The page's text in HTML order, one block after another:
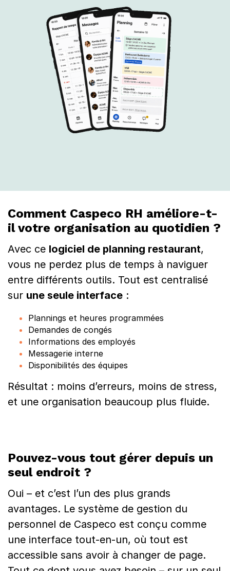
Comment Caspeco RH améliore-t-
il votre organisation au quotidien ?
Avec ce logiciel de planning restaurant,
vous ne perdez plus de temps à naviguer
entre différents outils. Tout est centralisé
sur une seule interface :
Plannings et heures programmées
Demandes de congés
Informations des employés
Messagerie interne
Disponibilités des équipes
Résultat : moins d’erreurs, moins de stress,
et une organisation beaucoup plus fluide.
Pouvez-vous tout gérer depuis un
seul endroit ?
Oui – et c’est l’un des plus grands
avantages. Le système de gestion du
personnel de Caspeco est conçu comme
une interface tout-en-un, où tout est
accessible sans avoir à changer de page.